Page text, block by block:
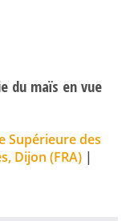
du maïs en vue
Supérieure des
Dijon (FRA) |